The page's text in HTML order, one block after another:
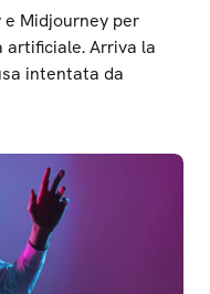
Midjourney per
artificiale. Arriva la
intentata da